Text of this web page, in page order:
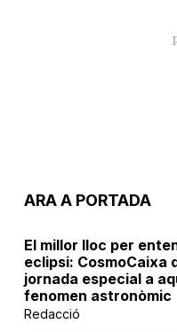
ARA A PORTADA
El millor lloc per
eclipsi: CosmoCaixa
jornada especial a
fenomen astronòmic
Redacció